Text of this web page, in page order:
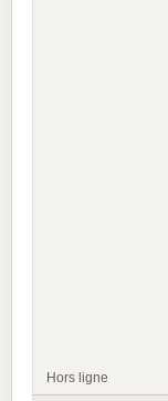
Hors ligne